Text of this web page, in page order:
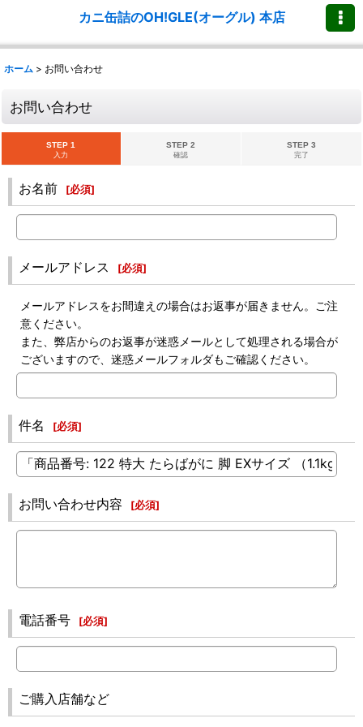
カニ缶詰のOH!GLE(オーグル) 本店
ホーム > お問い合わせ
お問い合わせ
STEP 1
入力
STEP 2
確認
STEP 3
完了
お名前 [必須]
メールアドレス [必須]
メールアドレスをお間違えの場合はお返事が届きません。ご注
意ください。
また、弊店からのお返事が迷惑メールとして処理される場合が
ございますので、迷惑メールフォルダもご確認ください。
件名 [必須]
お問い合わせ内容 [必須]
電話番号 [必須]
ご購入店舗など